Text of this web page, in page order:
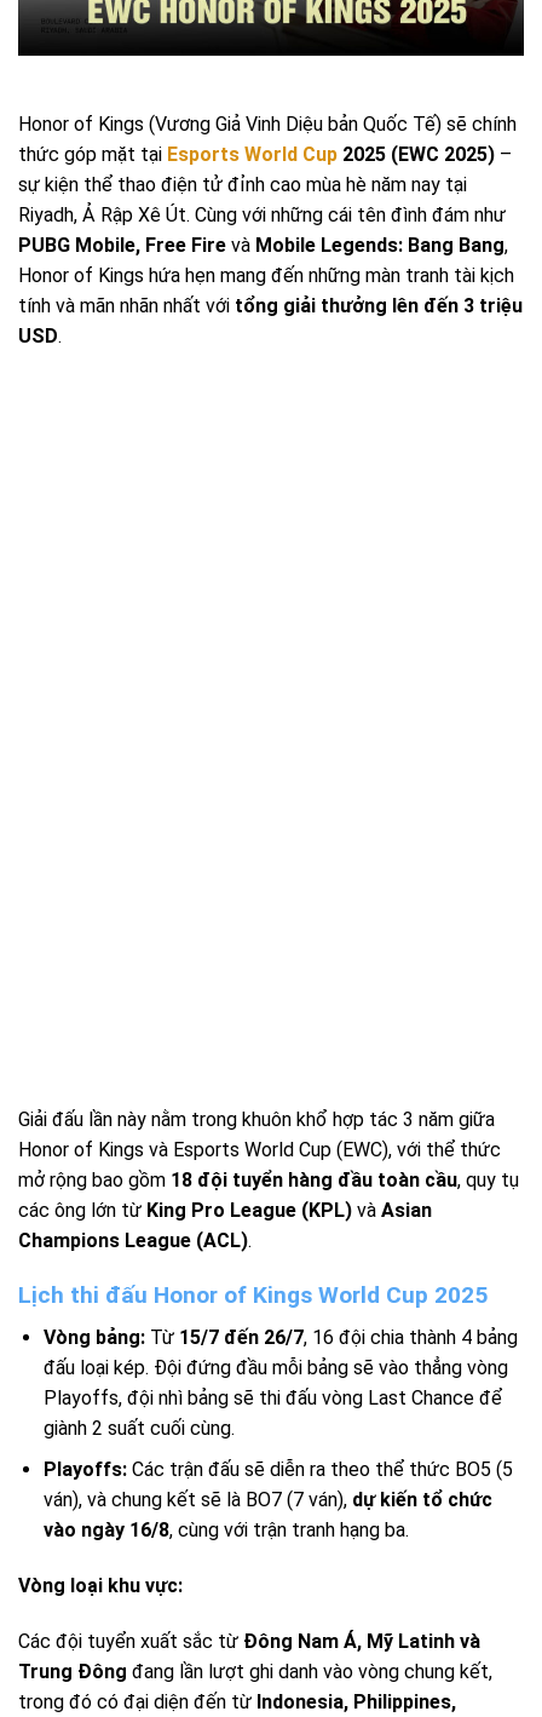
Honor of Kings (Vương Giả Vinh Diệu bản Quốc Tế) sẽ chính
thức góp mặt tại Esports World Cup 2025 (EWC 2025) –
sự kiện thể thao điện tử đỉnh cao mùa hè năm nay tại
Riyadh, Ả Rập Xê Út. Cùng với những cái tên đình đám như
PUBG Mobile, Free Fire và Mobile Legends: Bang Bang,
Honor of Kings hứa hẹn mang đến những màn tranh tài kịch
tính và mãn nhãn nhất với tổng giải thưởng lên đến 3 triệu
USD.
Giải đấu lần này nằm trong khuôn khổ hợp tác 3 năm giữa
Honor of Kings và Esports World Cup (EWC), với thể thức
mở rộng bao gồm 18 đội tuyển hàng đầu toàn cầu, quy tụ
các ông lớn từ King Pro League (KPL) và Asian
Champions League (ACL).
Lịch thi đấu Honor of Kings World Cup 2025
Vòng bảng:Từ 15/7 đến 26/7, 16 đội chia thành 4 bảng
đấu loại kép. Đội đứng đầu mỗi bảng sẽ vào thẳng vòng
Playoffs, đội nhì bảng sẽ thi đấu vòng Last Chance để
giành 2 suất cuối cùng.
Playoffs:Các trận đấu sẽ diễn ra theo thể thức BO5 (5
ván), và chung kết sẽ là BO7 (7 ván), dự kiến tổ chức
vào ngày 16/8, cùng với trận tranh hạng ba.
Vòng loại khu vực:
Các đội tuyển xuất sắc từ Đông Nam Á, Mỹ Latinh và
Trung Đông đang lần lượt ghi danh vào vòng chung kết,
trong đó có đại diện đến từ Indonesia, Philippines,